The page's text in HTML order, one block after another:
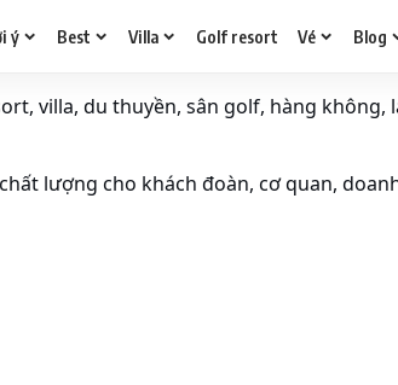
ý Best Villa Golf resort Vé Blog
villa, du thuyền, sân golf, hàng
lượng cho khách đoàn, cơ quan,